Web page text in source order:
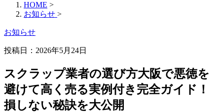
HOME >
お知らせ >
お知らせ
投稿日： 2026年5月24日
スクラップ業者の選び方大阪で悪徳を
避けて高く売る実例付き完全ガイド！
損しない秘訣を大公開